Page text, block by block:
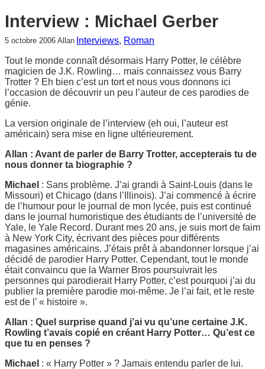
Interview : Michael Gerber
5 octobre 2006 Allan Interviews, Roman
Tout le monde connaît désormais Harry Potter, le célèbre
magicien de J.K. Rowling… mais connaissez vous Barry
Trotter ? Eh bien c’est un tort et nous vous donnons ici
l’occasion de découvrir un peu l’auteur de ces parodies de
génie.
La version originale de l’interview (eh oui, l’auteur est
américain) sera mise en ligne ultérieurement.
Allan : Avant de parler de Barry Trotter, accepterais tu de
nous donner ta biographie ?
Michael : Sans problème. J’ai grandi à Saint-Louis (dans le
Missouri) et Chicago (dans l’Illinois). J’ai commencé à écrire
de l’humour pour le journal de mon lycée, puis est continué
dans le journal humoristique des étudiants de l’université de
Yale, le Yale Record. Durant mes 20 ans, je suis mort de faim
à New York City, écrivant des pièces pour différents
magasines américains. J’étais prêt à abandonner lorsque j’ai
décidé de parodier Harry Potter. Cependant, tout le monde
était convaincu que la Warner Bros poursuivrait les
personnes qui parodierait Harry Potter, c’est pourquoi j’ai du
publier la première parodie moi-même. Je l’ai fait, et le reste
est de l’ « histoire ».
Allan : Quel surprise quand j’ai vu qu’une certaine J.K.
Rowling t’avais copié en créant Harry Potter… Qu’est ce
que tu en penses ?
Michael : « Harry Potter » ? Jamais entendu parler de lui.